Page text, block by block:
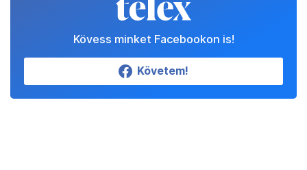
Kövess minket Facebookon is!
Követem!